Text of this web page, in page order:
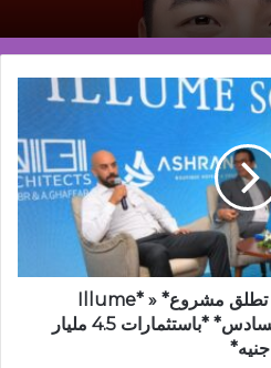
*Illume Societies تطلق مشروع* « *Illume
Residence» بالتجمع السادس* *باستثمارات 4.5 مليار
جنيه*